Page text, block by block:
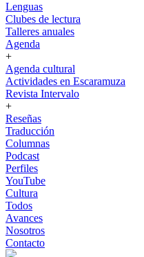
Lenguas
Clubes de lectura
Talleres anuales
Agenda
+
Agenda cultural
Actividades en Escaramuza
Revista Intervalo
+
Reseñas
Traducción
Columnas
Podcast
Perfiles
YouTube
Cultura
Todos
Avances
Nosotros
Contacto